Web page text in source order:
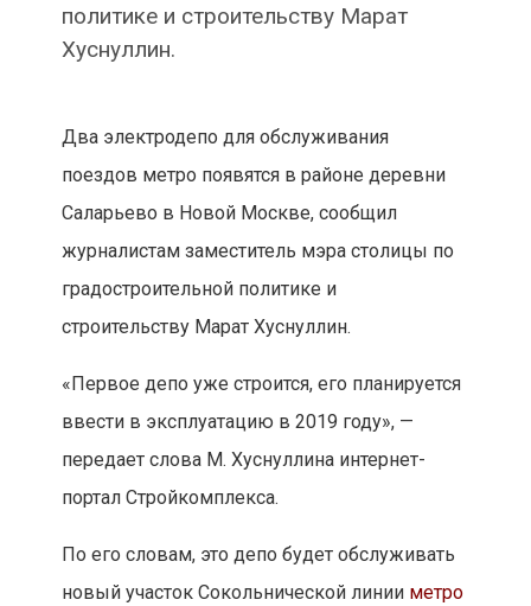
политике и строительству Марат
Хуснуллин.
Два электродепо для обслуживания
поездов метро появятся в районе деревни
Саларьево в Новой Москве, сообщил
журналистам заместитель мэра столицы по
градостроительной политике и
строительству Марат Хуснуллин.
«Первое депо уже строится, его планируется
ввести в эксплуатацию в 2019 году», —
передает слова М. Хуснуллина интернет-
портал Стройкомплекса.
По его словам, это депо будет обслуживать
новый участок Сокольнической линии метро